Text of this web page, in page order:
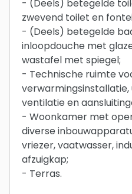
- (Deels) betegelde
zwevend toilet en
- (Deels) betegelde
inloopdouche met
wastafel met spiegel;
- Technische ruimte
ventilatie en
- Woonkamer met
diverse
vriezer, vaatwasser,
afzuigkap;
- Terras.